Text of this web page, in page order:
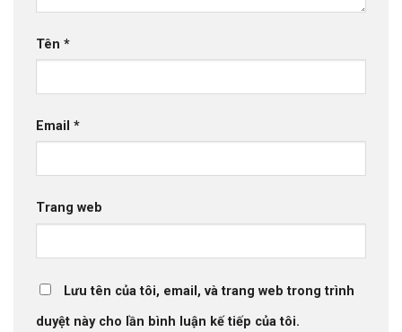
Tên *
Email *
Trang web
Lưu tên của tôi, email, và trang web trong trình
duyệt này cho lần bình luận kế tiếp của tôi.